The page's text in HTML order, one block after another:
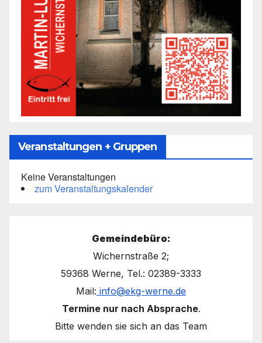
Veranstaltungen + Gruppen
Keine Veranstaltungen
zum Veranstaltungskalender
Gemeindebüro:
Wichernstraße 2;
59368 Werne, Tel.: 02389-3333
Mail: info@ekg-werne.de
Termine nur nach Absprache.
Bitte wenden sie sich an das Team